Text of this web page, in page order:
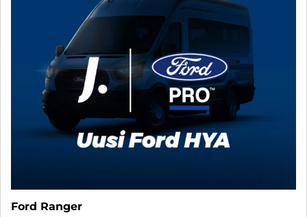
Ford Ranger